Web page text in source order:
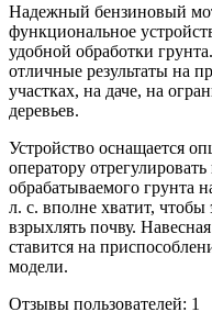
Надежный бензиновый
функциональное
удобной обработки
отличные результаты на
участках, на даче, на
деревьев.
Устройство оснащается
оператору
обрабатываемого грунта
л. с. вполне хватит,
взрыхлять почву.
ставится на
модели.
Отзывы пользователей: 1